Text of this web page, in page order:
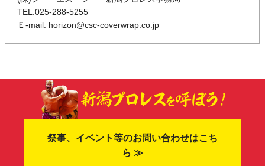
TEL:025-288-5255
Ｅ‐mail: horizon@csc-coverwrap.co.jp
祭事、イベント等のお問い合わせはこち
ら ≫